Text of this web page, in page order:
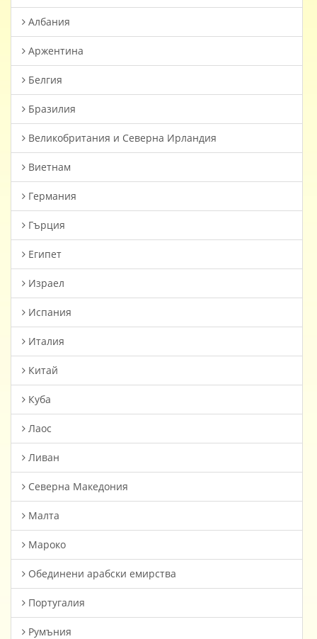
Албания
Аржентина
Белгия
Бразилия
Великобритания и Северна Ирландия
Виетнам
Германия
Гърция
Египет
Израел
Испания
Италия
Китай
Куба
Лаос
Ливан
Северна Македония
Малта
Мароко
Oбединени арабски емирства
Португалия
Румъния